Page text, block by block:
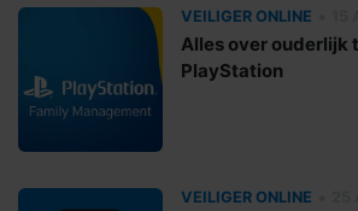
VEILIGER ONLINE
Alles over ouderlijk
PlayStation
VEILIGER ONLINE